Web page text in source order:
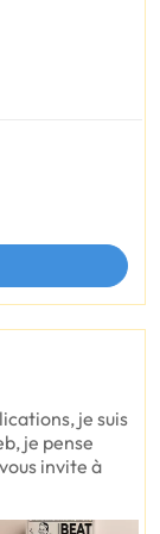
je suis
je pense
invite à